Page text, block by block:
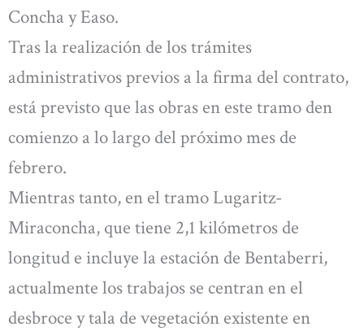
Concha y Easo.
Tras la realización de los trámites
administrativos previos a la firma del contrato,
está previsto que las obras en este tramo den
comienzo a lo largo del próximo mes de
febrero.
Mientras tanto, en el tramo Lugaritz-
Miraconcha, que tiene 2,1 kilómetros de
longitud e incluye la estación de Bentaberri,
actualmente los trabajos se centran en el
desbroce y tala de vegetación existente en